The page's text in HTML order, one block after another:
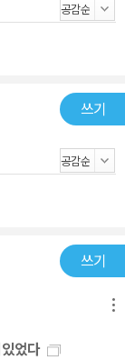
각했습니다. 바람
들 마음을 날 수
해설이나 발문을
들 시를 거기 우리
수 있겠다는 또하
았다는 부연을 왜
에 특별한 보너
보입니다. “손에
쓰기
쓰기
었다